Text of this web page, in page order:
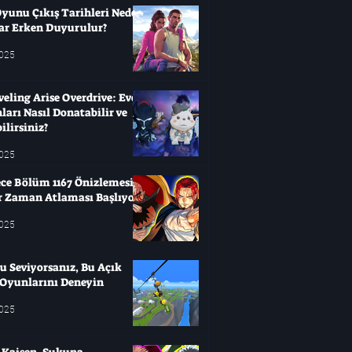
Çıkış Tarihleri ​​Neden
Erken Duyurulur?
Arise Overdrive: Evcil
Nasıl Donatabilir ve
Bölüm 1167 Önizlemesi:
Zaman Atlaması Başlıyor
Seviyorsanız, Bu Açık
Deneyin